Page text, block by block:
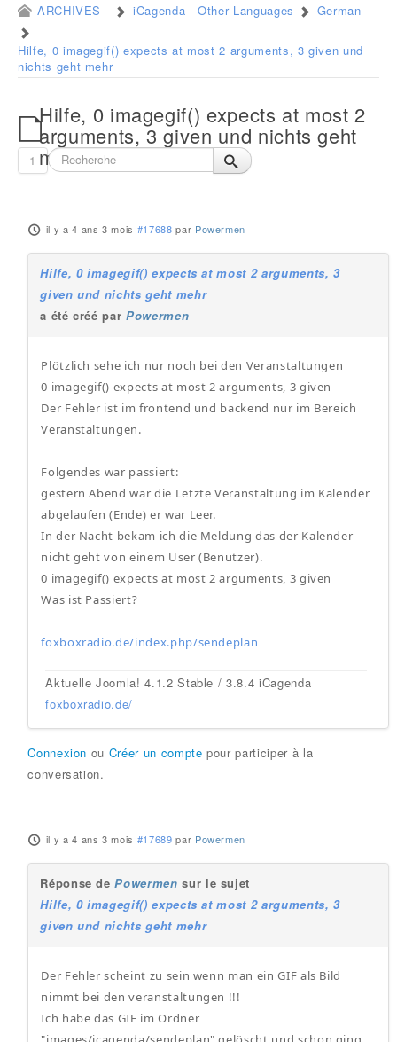
ARCHIVES iCagenda - Other Languages German
Hilfe, 0 imagegif() expects at most 2 arguments, 3 given und
nichts geht mehr
Hilfe, 0 imagegif() expects at most 2
arguments, 3 given und nichts geht
mehr
1
il y a 4 ans 3 mois #17688 par Powermen
Hilfe, 0 imagegif() expects at most 2 arguments, 3
given und nichts geht mehr
a été créé parPowermen
Plötzlich sehe ich nur noch bei den Veranstaltungen
0 imagegif() expects at most 2 arguments, 3 given
Der Fehler ist im frontend und backend nur im Bereich
Veranstaltungen.
Folgendes war passiert:
gestern Abend war die Letzte Veranstaltung im Kalender
abgelaufen (Ende) er war Leer.
In der Nacht bekam ich die Meldung das der Kalender
nicht geht von einem User (Benutzer).
0 imagegif() expects at most 2 arguments, 3 given
Was ist Passiert?
foxboxradio.de/index.php/sendeplan
Aktuelle Joomla! 4.1.2 Stable / 3.8.4 iCagenda
foxboxradio.de/
Connexion ou Créer un compte pour participer à la
conversation.
il y a 4 ans 3 mois #17689 par Powermen
Réponse dePowermen sur le sujet
Hilfe, 0 imagegif() expects at most 2 arguments, 3
given und nichts geht mehr
Der Fehler scheint zu sein wenn man ein GIF als Bild
nimmt bei den veranstaltungen !!!
Ich habe das GIF im Ordner